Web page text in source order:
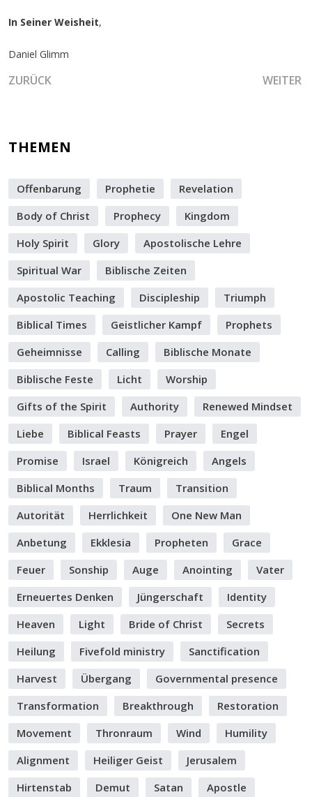
In Seiner Weisheit,
Daniel Glimm
VORHERIGER BEITRAG: BEWEGE DICH IM KINDLICHEN
ZURÜCK WEITER
THEMEN
Offenbarung Prophetie
Revelation
Body of Christ
Prophecy
Kingdom
Holy Spirit
Glory
Apostolische Lehre
Spiritual War
Biblische Zeiten
Apostolic Teaching
Discipleship
Triumph
Biblical Times
Geistlicher Kampf
Prophets
Geheimnisse
Calling
Biblische Monate
Biblische Feste
Licht
Worship
Gifts of the Spirit
Authority
Renewed Mindset
Liebe
Biblical Feasts Prayer
Engel
Promise
Israel Königreich
Angels
Biblical Months
Traum
Transition
Autorität
Herrlichkeit
One New Man
Anbetung
Ekklesia Propheten
Grace
Feuer
Sonship Auge Anointing
Vater
Erneuertes Denken
Jüngerschaft
Identity
Heaven
Light Bride of Christ
Secrets
Heilung
Fivefold ministry
Sanctification
Harvest
Übergang
Governmental presence
Transformation
Breakthrough
Restoration
Movement
Thronraum Wind
Humility
Alignment
Heiliger Geist
Jerusalem
Hirtenstab
Demut Satan Apostle